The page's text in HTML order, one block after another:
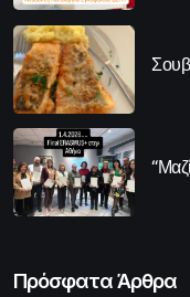
Πρόσφατα Άρθρα